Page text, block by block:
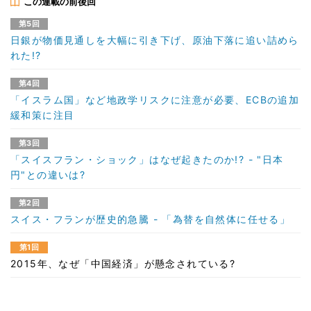
第5回
日銀が物価見通しを大幅に引き下げ、原油下落に追い詰めら
れた!?
第4回
「イスラム国」など地政学リスクに注意が必要、ECBの追加
緩和策に注目
第3回
「スイスフラン・ショック」はなぜ起きたのか!? - "日本
円"との違いは?
第2回
スイス・フランが歴史的急騰 - 「為替を自然体に任せる」
第1回
2015年、なぜ「中国経済」が懸念されている?